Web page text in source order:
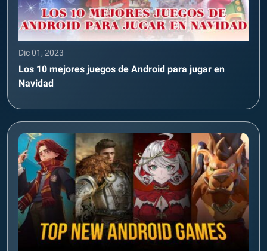
Dic 01, 2023
Los 10 mejores juegos de Android para jugar en
Navidad